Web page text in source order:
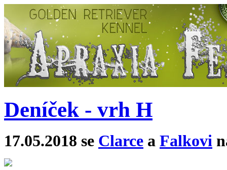
Deníček - vrh H
17.05.2018 se Clarce a Falkovi